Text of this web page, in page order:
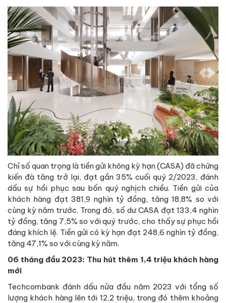
Chỉ số quan trọng là tiền gửi không kỳ hạn (CASA) đã chứng
kiến đà tăng trở lại, đạt gần 35% cuối quý 2/2023, đánh
dấu sự hồi phục sau bốn quý nghịch chiều. Tiền gửi của
khách hàng đạt 381,9 nghìn tỷ đồng, tăng 18,8% so với
cùng kỳ năm trước. Trong đó, số dư CASA đạt 133,4 nghìn
tỷ đồng, tăng 7,5% so với quý trước, cho thấy sự phục hồi
đáng khích lệ. Tiền gửi có kỳ hạn đạt 248,6 nghìn tỷ đồng,
tăng 47,1% so với cùng kỳ năm.
06 tháng đầu 2023: Thu hút thêm 1,4 triệu khách hàng
mới
Techcombank đánh dấu nửa đầu năm 2023 với tổng số
lượng khách hàng lên tới 12,2 triệu, trong đó thêm khoảng